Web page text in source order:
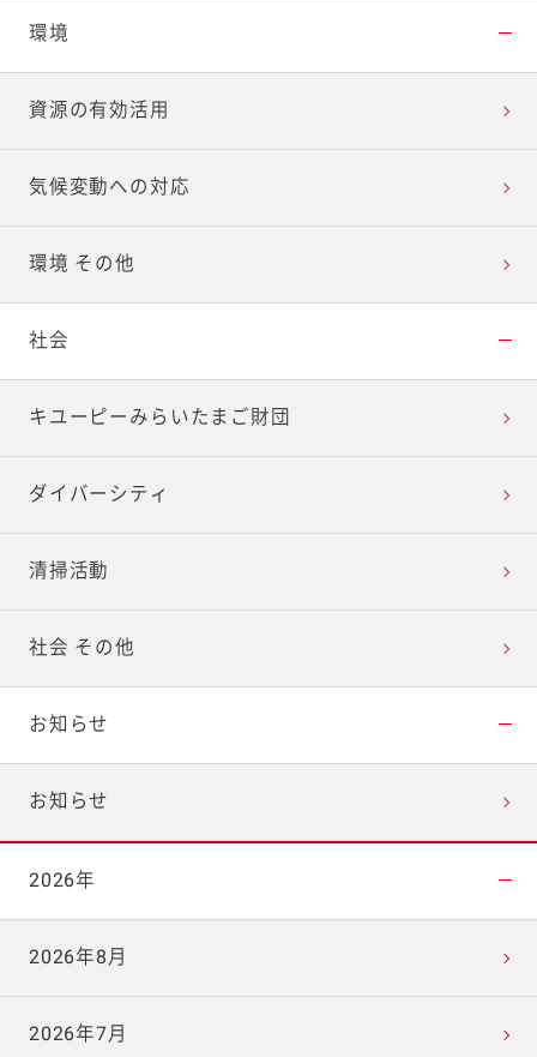
環境
資源の有効活用
気候変動への対応
環境 その他
社会
キユーピーみらいたまご財団
ダイバーシティ
清掃活動
社会 その他
お知らせ
お知らせ
2026年
2026年8月
2026年7月